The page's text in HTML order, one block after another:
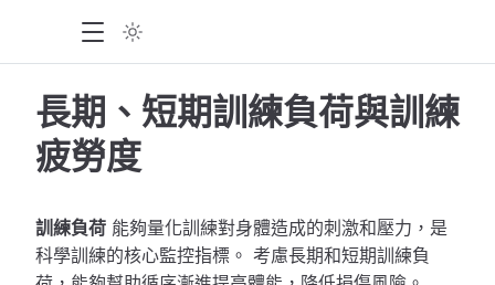
長期、短期訓練負荷與訓練
疲勞度
訓練負荷 能夠量化訓練對身體造成的刺激和壓力，是
科學訓練的核心監控指標。 考慮長期和短期訓練負